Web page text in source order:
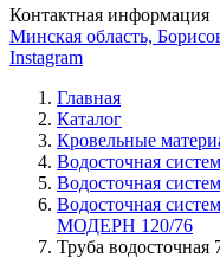
Контактная информация
Минская область,
Instagram
Главная
Каталог
Кровельные
Водосточная
Водосточная
Водосточная
МОДЕРН 120/76
Труба